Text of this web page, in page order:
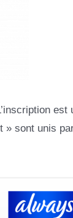
est
» sont unis